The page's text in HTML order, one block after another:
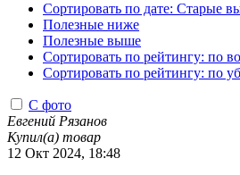
Сортировать по дате: Старые
Полезные ниже
Полезные выше
Сортировать по рейтингу: по
Сортировать по рейтингу: по
С фото
Евгений Рязанов
Купил(а) товар
12 Окт 2024, 18:48